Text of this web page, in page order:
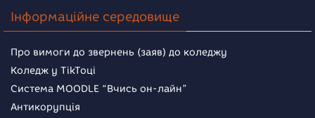
Інформаційне середовище
Про вимоги до звернень (заяв) до коледжу
Коледж у TikToці
Система MOODLE “Вчись он-лайн”
Антикорупція